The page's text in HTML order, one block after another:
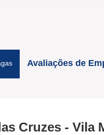
Avaliações de
Cruzes - Vila